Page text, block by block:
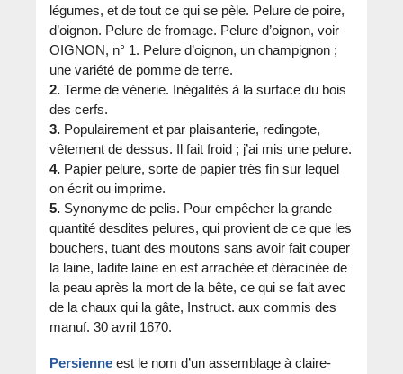
légumes, et de tout ce qui se pèle. Pelure de poire,
d’oignon. Pelure de fromage. Pelure d’oignon, voir
OIGNON, n° 1. Pelure d’oignon, un champignon ;
une variété de pomme de terre.
2. Terme de vénerie. Inégalités à la surface du bois
des cerfs.
3. Populairement et par plaisanterie, redingote,
vêtement de dessus. Il fait froid ; j’ai mis une pelure.
4. Papier pelure, sorte de papier très fin sur lequel
on écrit ou imprime.
5. Synonyme de pelis. Pour empêcher la grande
quantité desdites pelures, qui provient de ce que les
bouchers, tuant des moutons sans avoir fait couper
la laine, ladite laine en est arrachée et déracinée de
la peau après la mort de la bête, ce qui se fait avec
de la chaux qui la gâte, Instruct. aux commis des
manuf. 30 avril 1670.
Persienne est le nom d’un assemblage à claire-